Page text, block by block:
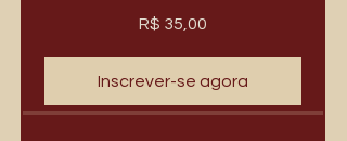
R$ 35,00
Inscrever-se agora